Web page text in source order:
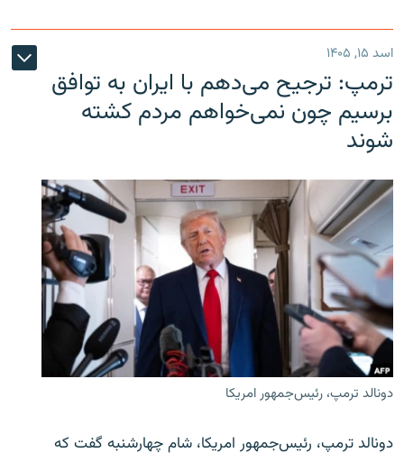
اسد ۱۵, ۱۴۰۵
ترمپ: ترجیح می‌دهم با ایران به توافق
برسیم چون نمی‌خواهم مردم کشته
شوند
دونالد ترمپ، رئیس‌جمهور امریکا
دونالد ترمپ، رئیس‌جمهور امریکا، شام چهارشنبه گفت که